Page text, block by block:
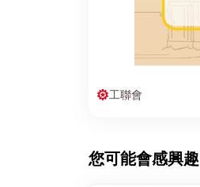
工聯會
您可能會感興趣